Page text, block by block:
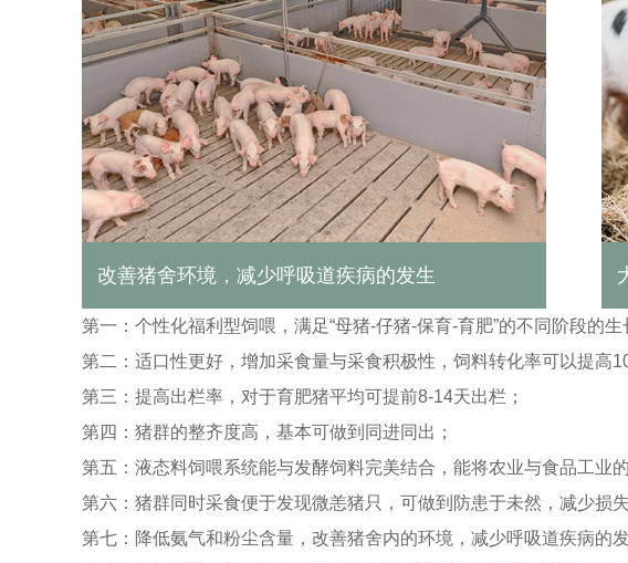
大幅度提升仔猪的出栏率。
第一：个性化福利型饲喂，满足“母猪-仔猪-保育-育肥”的不同阶段的生
第二：适口性更好，增加采食量与采食积极性，饲料转化率可以提高
第三：提高出栏率，对于育肥猪平均可提前8-14天出栏；
第四：猪群的整齐度高，基本可做到同进同出；
第五：液态料饲喂系统能与发酵饲料完美结合，能将农业与食品工业
第六：猪群同时采食便于发现微恙猪只，可做到防患于未然，减少损失
第七：降低氨气和粉尘含量，改善猪舍内的环境，减少呼吸道疾病的发